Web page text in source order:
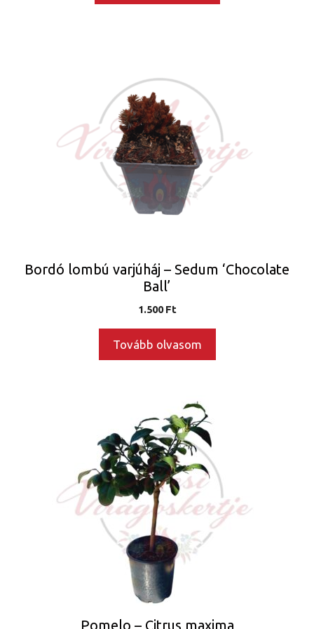
Bordó lombú varjúháj – Sedum ‘Chocolate
Ball’
1.500Ft
Tovább olvasom
Pomelo – Citrus maxima